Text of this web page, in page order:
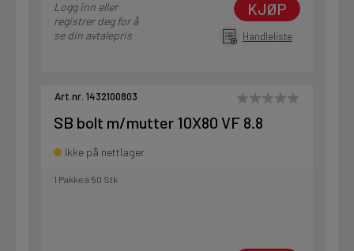
Logg inn eller
registrer deg for å
se din avtalepris
KJØP
Handleliste
Art.nr. 1432100803
SB bolt m/mutter 10X80 VF 8.8
Ikke på nettlager
1 Pakke a 50 Stk